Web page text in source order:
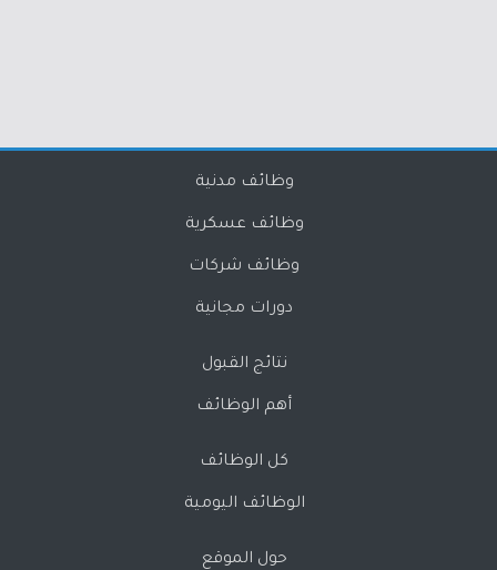
وظائف مدنية
وظائف عسكرية
وظائف شركات
دورات مجانية
نتائج القبول
أهم الوظائف
كل الوظائف
الوظائف اليومية
حول الموقع